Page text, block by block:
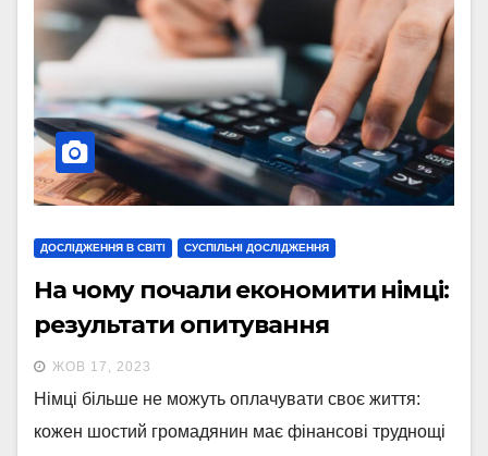
ДОСЛІДЖЕННЯ В СВІТІ СУСПІЛЬНІ ДОСЛІДЖЕННЯ
На чому почали економити німці:
результати опитування
ЖОВ 17, 2023
Німці більше не можуть оплачувати своє життя:
кожен шостий громадянин має фінансові труднощі